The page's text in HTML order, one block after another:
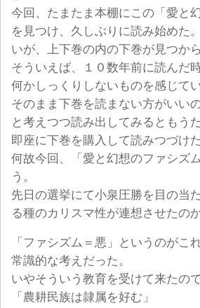
今回、たまたま本棚にこの「愛と
を見つけ、久しぶりに読み始めた
いが、上下巻の内の下巻が見つから
そういえば、１０数年前に読んだ
何かしっくりしないものを感じて
そのまま下巻を読まない方がいい
と考えつつ読み出してみるともう
即座に下巻を購入して読みつづけた
何故今回、「愛と幻想のファシズ
う。
先日の選挙にて小泉圧勝を目の当
る種のカリスマ性が連想させたの
「ファシズム＝悪」というのがこ
常識的な考えだった。
いやそういう教育を受けて来たの
「農耕民族は隷属を好む」